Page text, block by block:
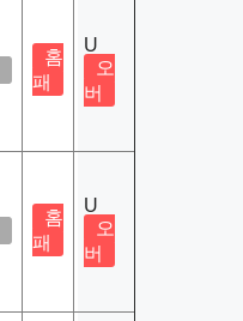
홈
패
U
오
버
홈
패
U
오
버